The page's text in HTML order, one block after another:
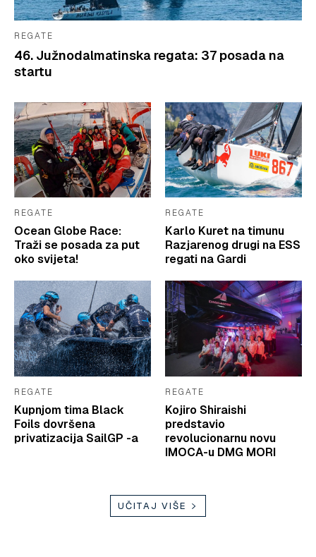
REGATE
46. Južnodalmatinska regata: 37 posada na
startu
REGATE
Ocean Globe Race:
Traži se posada za put
oko svijeta!
REGATE
Karlo Kuret na timunu
Razjarenog drugi na ESS
regati na Gardi
REGATE
Kupnjom tima Black
Foils dovršena
privatizacija SailGP -a
REGATE
Kojiro Shiraishi
predstavio
revolucionarnu novu
IMOCA-u DMG MORI
UČITAJ VIŠE